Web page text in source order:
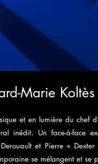
Marie Koltès
et en lumière du chef
inédit. Un face-à-face
et Pierre « Dexter
se mélangent et se